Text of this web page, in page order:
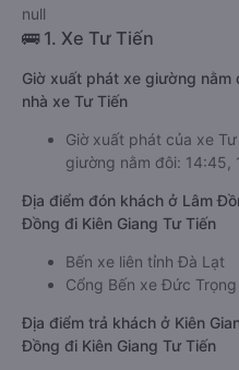
null
🚌 1. Xe Tư Tiến
Giờ xuất phát xe giường nằm
nhà xe Tư Tiến
Giờ xuất phát của xe
giường nằm đôi: 14:45,
Địa điểm đón khách ở Lâm
Đồng đi Kiên Giang Tư Tiến
Bến xe liên tỉnh Đà Lạt
Cổng Bến xe Đức Trọng
Địa điểm trả khách ở Kiên
Đồng đi Kiên Giang Tư Tiến